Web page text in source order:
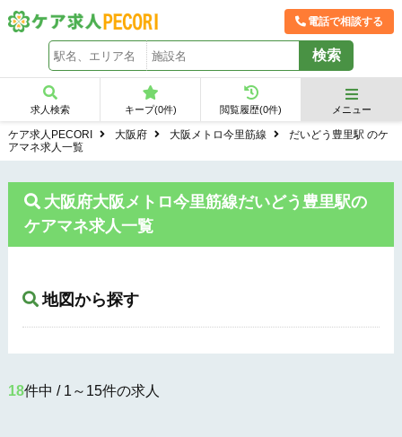
電話で相談する
求人検索 キープ(0件) 閲覧履歴(0件) メニュー
ケア求人PECORI 大阪府 大阪メトロ今里筋線
だいどう豊里駅 のケ
アマネ求人一覧
大阪府大阪メトロ今里筋線だいどう豊里駅の
ケアマネ求人一覧
地図から探す
18件中 / 1～15件の求人